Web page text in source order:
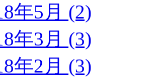
年5月 (2)
年3月 (3)
年2月 (3)